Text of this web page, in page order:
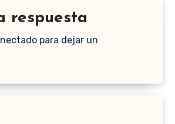
respuesta
para dejar un